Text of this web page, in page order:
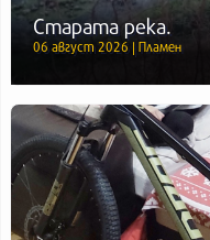
Старата река.
06 август 2026 | Пламен